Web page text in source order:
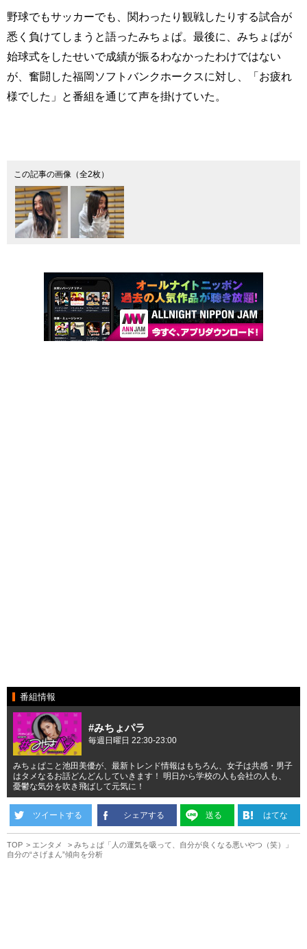
野球でもサッカーでも、関わったり観戦したりする試合が
悉く負けてしまうと語ったみちょぱ。最後に、みちょぱが
始球式をしたせいで成績が振るわなかったわけではない
が、奮闘した福岡ソフトバンクホークスに対し、「お疲れ
様でした」と番組を通じて声を掛けていた。
この記事の画像（全2枚）
番組情報
#みちょパラ
毎週日曜日 22:30-23:00
みちょぱこと池田美優が、最新トレンド情報はもちろん、女子は共感・男子
はタメなるお話どんどんしていきます！ 明日から学校の人も会社の人も、
憂鬱な気分を吹き飛ばして元気に！
ツイートする シェアする 送る はてな
TOP エンタメ
みちょぱ「人の運気を吸って、自分が良くなる悪いやつ（笑）」
自分の“さげまん”傾向を分析